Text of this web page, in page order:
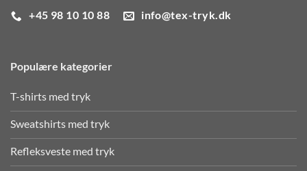
+45 98 10 10 88 info@tex-tryk.dk
Populære kategorier
T-shirts med tryk
Sweatshirts med tryk
Refleksveste med tryk